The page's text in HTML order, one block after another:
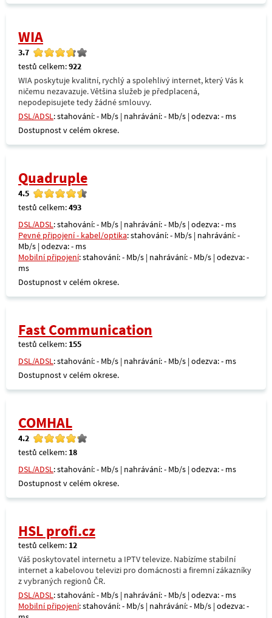
WIA
3.7
testů celkem:922
WIA poskytuje kvalitní, rychlý a spolehlivý internet, který Vás k
ničemu nezavazuje. Většina služeb je předplacená,
nepodepisujete tedy žádné smlouvy.
DSL/ADSL: stahování: - Mb/s | nahrávání: - Mb/s | odezva: - ms
Dostupnost v celém okrese.
Quadruple
4.5
testů celkem:493
DSL/ADSL: stahování: - Mb/s | nahrávání: - Mb/s | odezva: - ms
Pevné připojení - kabel/optika: stahování: - Mb/s | nahrávání: -
Mb/s | odezva: - ms
Mobilní připojení: stahování: - Mb/s | nahrávání: - Mb/s | odezva: -
ms
Dostupnost v celém okrese.
Fast Communication
testů celkem: 155
DSL/ADSL: stahování: - Mb/s | nahrávání: - Mb/s | odezva: - ms
Dostupnost v celém okrese.
COMHAL
4.2
testů celkem: 18
DSL/ADSL: stahování: - Mb/s | nahrávání: - Mb/s | odezva: - ms
Dostupnost v celém okrese.
HSL profi.cz
testů celkem: 12
Váš poskytovatel internetu a IPTV televize. Nabízíme stabilní
internet a kabelovou televizi pro domácnosti a firemní zákazníky
z vybraných regionů ČR.
DSL/ADSL: stahování: - Mb/s | nahrávání: - Mb/s | odezva: - ms
Mobilní připojení: stahování: - Mb/s | nahrávání: - Mb/s | odezva: -